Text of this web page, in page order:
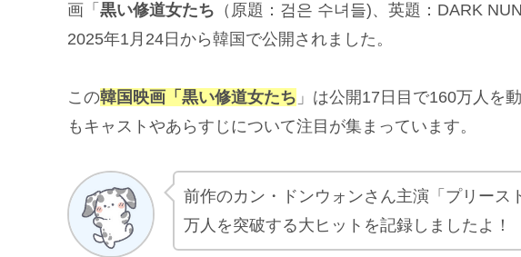
画「 黒い修道女たち （原題：검은 수녀들)、英題：DARK
2025年1月24日から韓国で公開されました。
この韓国映画「黒い修道女たち 」は公開17日目で160万人を
もキャストやあらすじについて注目が集まっています。
前作のカン・ドンウォンさん主演「プリース
万人を突破する大ヒットを記録しましたよ！